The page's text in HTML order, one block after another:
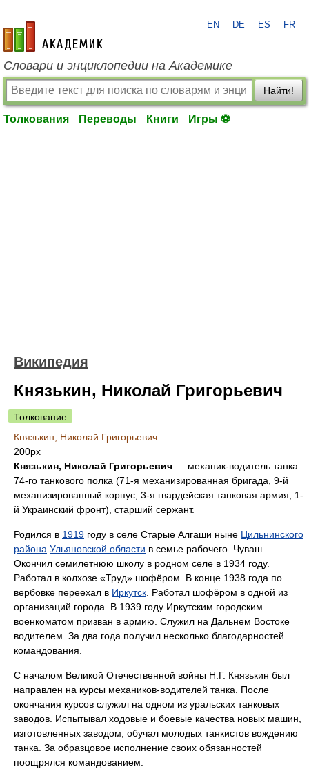
academic.ru
EN DE ES FR
Словари и энциклопедии на Академике
Найти!
Толкования Переводы Книги Игры ⚽
Википедия
Князькин, Николай Григорьевич
Толкование
Князькин, Николай Григорьевич
200px
Князькин, Николай Григорьевич — механик-водитель танка
74-го танкового полка (71-я механизированная бригада, 9-й
механизированный корпус, 3-я гвардейская танковая армия, 1-
й Украинский фронт), старший сержант.
Родился в 1919 году в селе Старые Алгаши ныне Цильнинского
района Ульяновской области в семье рабочего. Чуваш.
Окончил семилетнюю школу в родном селе в 1934 году.
Работал в колхозе «Труд» шофёром. В конце 1938 года по
вербовке переехал в Иркутск . Работал шофёром в одной из
организаций города. В 1939 году Иркутским городским
военкоматом призван в армию. Служил на Дальнем Востоке
водителем. За два года получил несколько благодарностей
командования.
С началом Великой Отечественной войны Н.Г. Князькин был
направлен на курсы механиков-водителей танка. После
окончания курсов служил на одном из уральских танковых
заводов. Испытывал ходовые и боевые качества новых машин,
изготовленных заводом, обучал молодых танкистов вождению
танка. За образцовое исполнение своих обязанностей
поощрялся командованием.